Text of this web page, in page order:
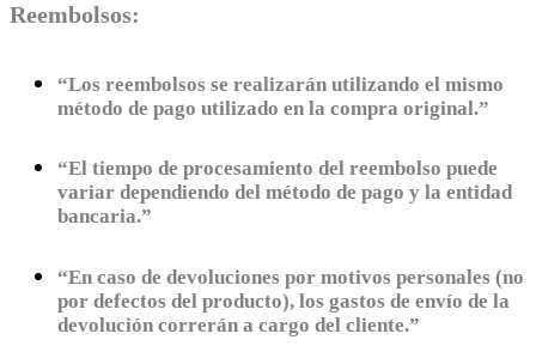
Reembolsos:
“Los reembolsos se realizarán utilizando el mismo
método de pago utilizado en la compra original.”
“El tiempo de procesamiento del reembolso puede
variar dependiendo del método de pago y la entidad
bancaria.”
“En caso de devoluciones por motivos personales (no
por defectos del producto), los gastos de envío de la
devolución correrán a cargo del cliente.”